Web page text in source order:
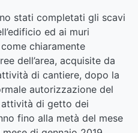
stati completati gli scavi
ed ai muri
chiaramente
dell’area, acquisite da
di cantiere, dopo la
autorizzazione del
attività di getto dei
fino alla metà del mese